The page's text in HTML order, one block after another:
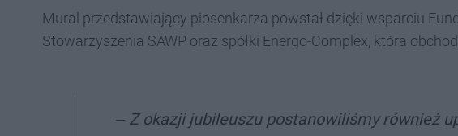
Mural przedstawiający piosenkarza powstał dzięki wsparciu
Stowarzyszenia SAWP oraz spółki Energo-Complex, która
‒ Z okazji jubileuszu postanowiliśmy również